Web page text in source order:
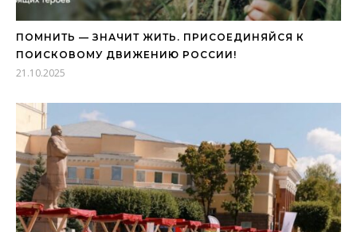
ПОМНИТЬ — ЗНАЧИТ ЖИТЬ. ПРИСОЕДИНЯЙСЯ К
ПОИСКОВОМУ ДВИЖЕНИЮ РОССИИ!
21.10.2025